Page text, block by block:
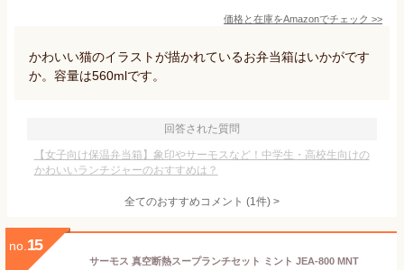
価格と在庫をAmazonでチェック >>
かわいい猫のイラストが描かれているお弁当箱はいかがです
か。容量は560mlです。
回答された質問
【女子向け保温弁当箱】象印やサーモスなど！中学生・高校生向けの
かわいいランチジャーのおすすめは？
全てのおすすめコメント (1件) >
no. 15
サーモス 真空断熱スープランチセット ミント JEA-800 MNT